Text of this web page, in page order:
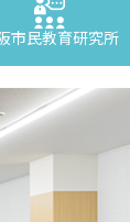
市民教育研究所